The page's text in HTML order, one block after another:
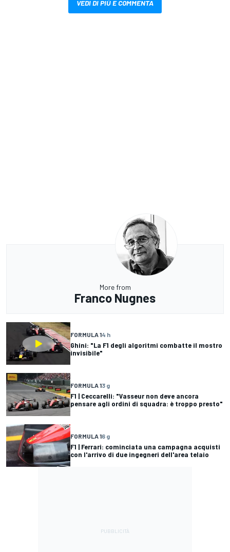
VEDI DI PIÙ E COMMENTA
More from
Franco Nugnes
FORMULA 14 h
Ghini: "La F1 degli algoritmi combatte il mostro
invisibile"
FORMULA 13 g
F1 | Ceccarelli: "Vasseur non deve ancora
pensare agli ordini di squadra: è troppo presto"
FORMULA 16 g
F1 | Ferrari: cominciata una campagna acquisti
con l'arrivo di due ingegneri dell'area telaio